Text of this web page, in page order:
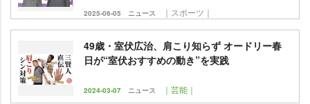
2025-06-05 ニュース ｜スポーツ｜
49歳・室伏広治、肩こり知らず オードリー春
日が“室伏おすすめの動き”を実践
2024-03-07 ニュース ｜芸能｜